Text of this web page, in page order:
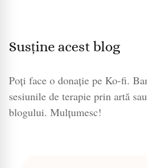
Susține acest blog
Poți face o donație pe Ko-fi.
sesiunile de terapie prin artă
blogului. Mulțumesc!